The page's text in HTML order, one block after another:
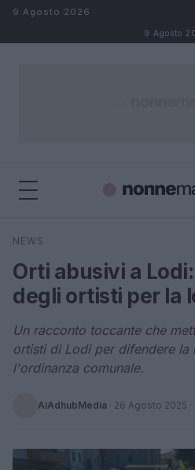
Salta al contenuto
9 Agosto 2026
9 Agosto
Cerca
NEWS
Orti abusivi a
degli ortisti per la
Un racconto toccante che
ortisti di Lodi per difendere la
l'ordinanza comunale.
AiAdhubMedia · 26 Agosto 2025